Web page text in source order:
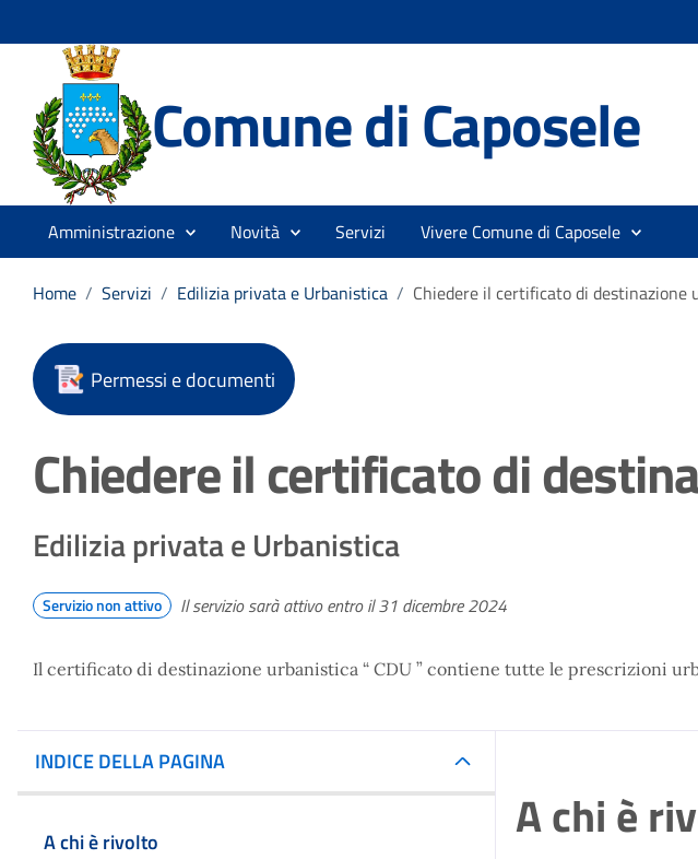
Comune di Caposele
Amministrazione Novità Servizi Vivere Comune di Caposele
Home / Servizi / Edilizia privata e Urbanistica / Chiedere il certificato di destinazione
Permessi e documenti
Chiedere il certificato di
Edilizia privata e Urbanistica
Servizio non attivo Il servizio sarà attivo entro il 31 dicembre 2024
Il certificato di destinazione urbanistica “ CDU ” contiene tutte le prescrizioni
INDICE DELLA PAGINA
A chi è rivolto
A chi è